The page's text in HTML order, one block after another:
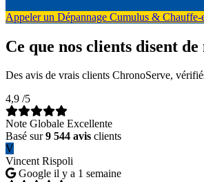
Appeler un Dépannage Cumulus & Chauffe-
Ce que nos clients disent de
Des avis de vrais clients ChronoServe,
4,9 /5
Note Globale Excellente
Basé sur9 544 avis clients
V
Vincent Rispoli
Google il y a 1 semaine